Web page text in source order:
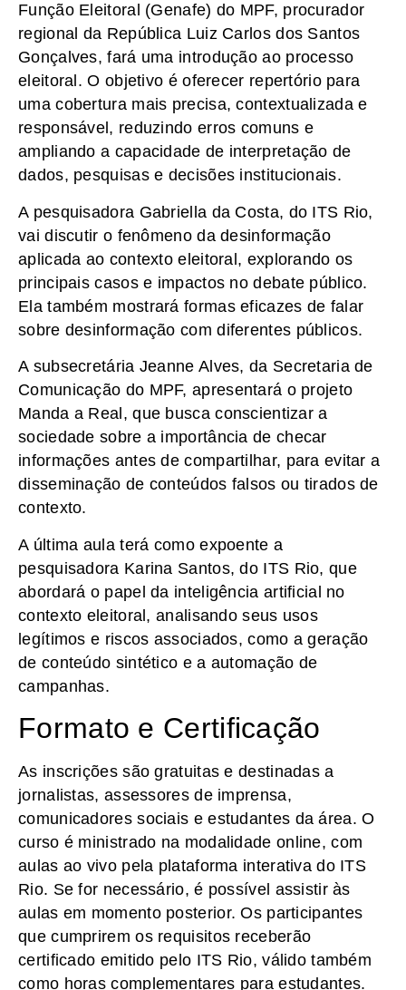
Função Eleitoral (Genafe) do MPF, procurador
regional da República Luiz Carlos dos Santos
Gonçalves, fará uma introdução ao processo
eleitoral. O objetivo é oferecer repertório para
uma cobertura mais precisa, contextualizada e
responsável, reduzindo erros comuns e
ampliando a capacidade de interpretação de
dados, pesquisas e decisões institucionais.
A pesquisadora Gabriella da Costa, do ITS Rio,
vai discutir o fenômeno da desinformação
aplicada ao contexto eleitoral, explorando os
principais casos e impactos no debate público.
Ela também mostrará formas eficazes de falar
sobre desinformação com diferentes públicos.
A subsecretária Jeanne Alves, da Secretaria de
Comunicação do MPF, apresentará o projeto
Manda a Real, que busca conscientizar a
sociedade sobre a importância de checar
informações antes de compartilhar, para evitar a
disseminação de conteúdos falsos ou tirados de
contexto.
A última aula terá como expoente a
pesquisadora Karina Santos, do ITS Rio, que
abordará o papel da inteligência artificial no
contexto eleitoral, analisando seus usos
legítimos e riscos associados, como a geração
de conteúdo sintético e a automação de
campanhas.
Formato e Certificação
As inscrições são gratuitas e destinadas a
jornalistas, assessores de imprensa,
comunicadores sociais e estudantes da área. O
curso é ministrado na modalidade online, com
aulas ao vivo pela plataforma interativa do ITS
Rio. Se for necessário, é possível assistir às
aulas em momento posterior. Os participantes
que cumprirem os requisitos receberão
certificado emitido pelo ITS Rio, válido também
como horas complementares para estudantes.